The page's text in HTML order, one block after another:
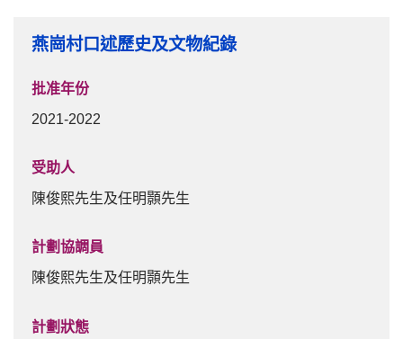
捐款
過往活動
30周年誌慶花絮回顧
燕崗村口述歷史及文物紀錄
批准年份
2021-2022
受助人
陳俊熙先生及任明顥先生
計劃協調員
陳俊熙先生及任明顥先生
計劃狀態